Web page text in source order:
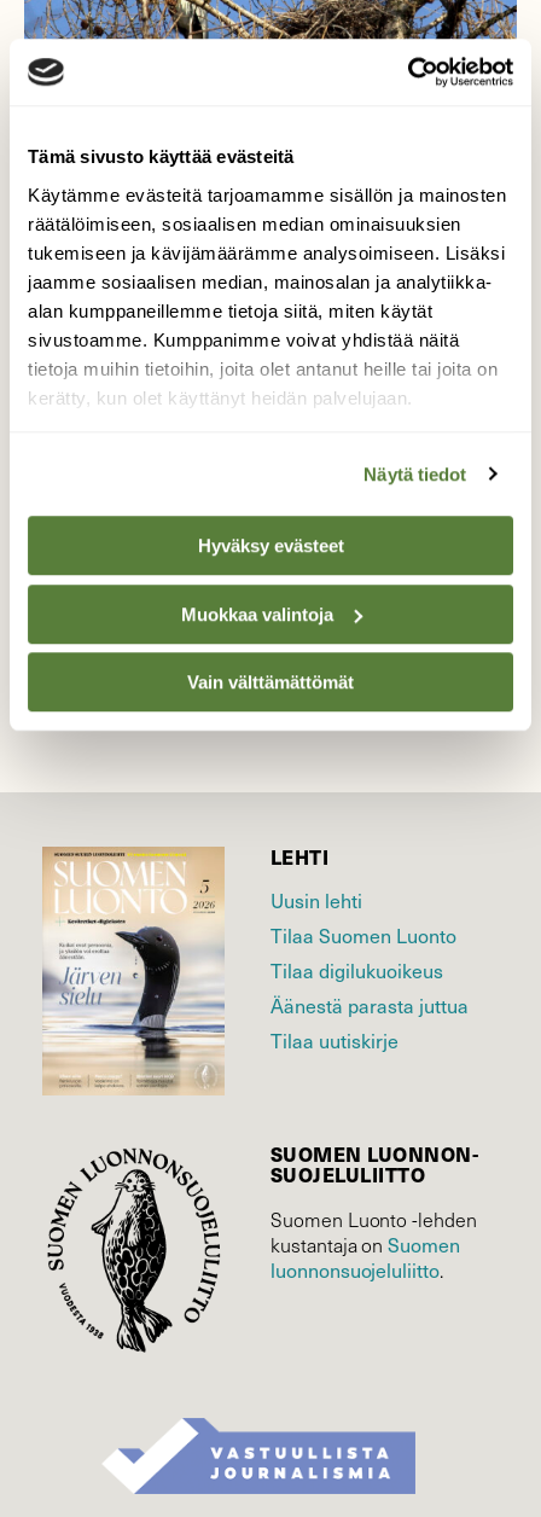
Tämä sivusto käyttää evästeitä
Käytämme evästeitä tarjoamamme sisällön ja mainosten
räätälöimiseen, sosiaalisen median ominaisuuksien
tukemiseen ja kävijämäärämme analysoimiseen. Lisäksi
jaamme sosiaalisen median, mainosalan ja analytiikka-
alan kumppaneillemme tietoja siitä, miten käytät
sivustoamme. Kumppanimme voivat yhdistää näitä
tietoja muihin tietoihin, joita olet antanut heille tai joita on
kerätty, kun olet käyttänyt heidän palvelujaan.
Näytä tiedot
Hyväksy evästeet
Muokkaa valintoja
Vain välttämättömät
Harmaahaikaroiden koti
Harmaahaikarat ovat aikaisin
2026
TAKAISIN LISTAAN
LEHTI
Uusin lehti
Tilaa Suomen Luonto
Tilaa digilukuoikeus
Äänestä parasta juttua
Tilaa uutiskirje
SUOMEN LUONNON­
SUOJELU­LIITTO
Suomen Luonto -lehden
kustantaja onSuomen
luonnonsuojelu­liitto.